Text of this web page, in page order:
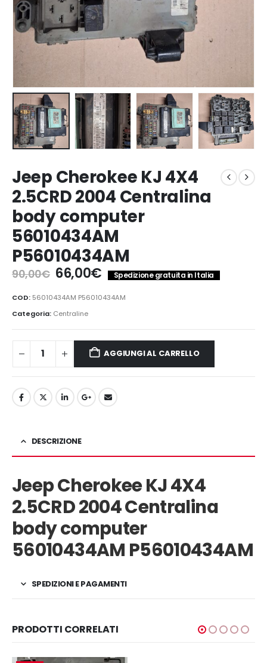
Jeep Cherokee KJ 4X4
2.5CRD 2004 Centralina
body computer
56010434AM
P56010434AM
90,00€ Il
prezzo
originale
era:
90,00€.
66,00€Il
prezzo
attuale
66,00€.
Spedizione gratuita in Italia
COD: 56010434AM P56010434AM
Categoria: Centraline
AGGIUNGI AL CARRELLO
DESCRIZIONE
Jeep Cherokee KJ 4X4
2.5CRD 2004 Centralina
body computer
56010434AM P56010434AM
SPEDIZIONI E PAGAMENTI
PRODOTTI CORRELATI